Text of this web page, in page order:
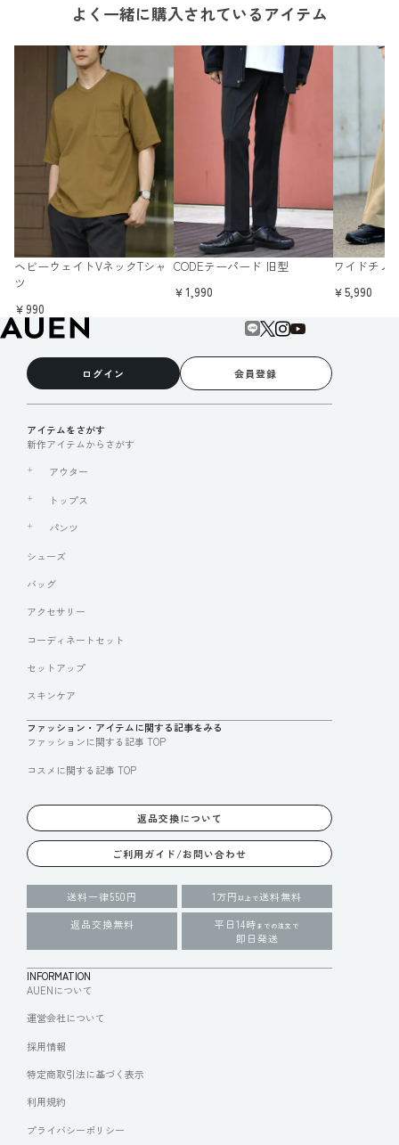
よく一緒に購入されているアイテム
ヘビーウェイトVネックTシャ
ツ
￥990
CODEテーパード 旧型
￥1,990
ワイドチノ
￥5,990
ログイン 会員登録
アイテムをさがす
新作アイテムからさがす
アウター
トップス
パンツ
シューズ
バッグ
アクセサリー
コーディネートセット
セットアップ
スキンケア
ファッション・アイテムに関する記事をみる
ファッションに関する記事 TOP
コスメに関する記事 TOP
返品交換について
ご利用ガイド/お問い合わせ
送料一律550円 1万円 以上で送料無料
返品交換無料
平日14時 までの注文で
即日発送
INFORMATION
AUENについて
運営会社について
採用情報
特定商取引法に基づく表示
利用規約
プライバシーポリシー